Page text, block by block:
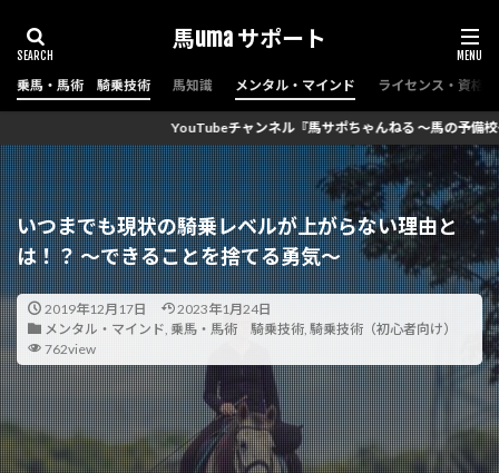
馬uma サポート
乗馬・馬術 騎乗技術 馬知識 メンタル・マインド ライセンス・資格
ル『馬サポちゃんねる ～馬の予備校～』チャンネル登録数2700名以上となり
いつまでも現状の騎乗レベルが上がらない理由と
は！？ ～できることを捨てる勇気～
2019年12月17日
2023年1月24日
メンタル・マインド, 乗馬・馬術 騎乗技術, 騎乗技術（初心者向け）
762view